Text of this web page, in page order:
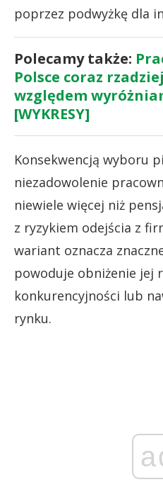
poprzez podwyżkę dla
Polecamy także:
Polsce coraz
względem
[WYKRESY]
Konsekwencją wyboru
niezadowolenie
niewiele więcej niż
z ryzykiem odejścia z
wariant oznacza
powoduje obniżenie jej
konkurencyjności lub
rynku.